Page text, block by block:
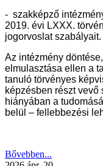
- szakképző
2019. évi LXXX.
jogorvoslat szabályait.
Az intézmény
elmulasztása ellen a
tanuló törvényes
képzésben részt
hiányában a
belül – fellebbezési
Bővebben...